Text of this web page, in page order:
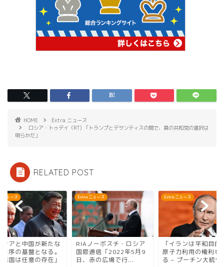
HOME
Extra ニュース
ロシア・トゥデイ（RT) 「トランプとデサンティスの間で、真の共和党の選択は
明らかだ」
RELATED POST
ニュース
ノーボスチ・ロシア
通信「2022年5月9
赤の広場で行...
Extra ニュース
「イランは平和目的での
原子力利用の権利を有す
る – プーチン大統領...
Extra ニュース
「ロシアと中国が
世界秩序の基盤と
西側諸国は任意の